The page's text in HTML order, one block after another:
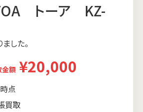
トーア KZ-
した。
金額 ¥20,000
点
買取